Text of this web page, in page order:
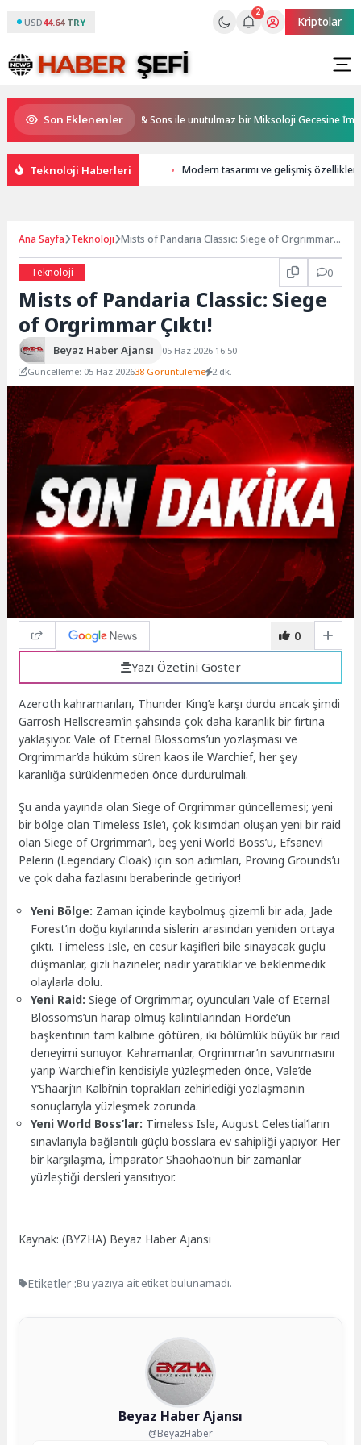
USD44.64 TRY
2
Kriptolar
Son Eklenenler
Ödüllü bar Panda & Sons ile unutulmaz bir Miksoloji Gecesine İmza
Teknoloji Haberleri Modern tasarımı ve gelişmiş
Ana Sayfa Teknoloji Mists of Pandaria Classic: Siege of Orgrimmar
Teknoloji
0
Mists of Pandaria Classic: Siege
of Orgrimmar Çıktı!
Beyaz Haber Ajansı
05 Haz 2026 16:50
Güncelleme: 05 Haz 202638 Görüntüleme 2 dk.
0
Yazı Özetini Göster
Azeroth kahramanları, Thunder King’e karşı durdu ancak şimdi
Garrosh Hellscream’in şahsında çok daha karanlık bir fırtına
yaklaşıyor. Vale of Eternal Blossoms’un yozlaşması ve
Orgrimmar’da hüküm süren kaos ile Warchief, her şey
karanlığa sürüklenmeden önce durdurulmalı.
Şu anda yayında olan Siege of Orgrimmar güncellemesi; yeni
bir bölge olan Timeless Isle’ı, çok kısımdan oluşan yeni bir raid
olan Siege of Orgrimmar’ı, beş yeni World Boss’u, Efsanevi
Pelerin (Legendary Cloak) için son adımları, Proving Grounds’u
ve çok daha fazlasını beraberinde getiriyor!
Yeni Bölge: Zaman içinde kaybolmuş gizemli bir ada, Jade
Forest’ın doğu kıyılarında sislerin arasından yeniden ortaya
çıktı. Timeless Isle, en cesur kaşifleri bile sınayacak güçlü
düşmanlar, gizli hazineler, nadir yaratıklar ve beklenmedik
olaylarla dolu.
Yeni Raid: Siege of Orgrimmar, oyuncuları Vale of Eternal
Blossoms’un harap olmuş kalıntılarından Horde’un
başkentinin tam kalbine götüren, iki bölümlük büyük bir raid
deneyimi sunuyor. Kahramanlar, Orgrimmar’ın savunmasını
yarıp Warchief’in kendisiyle yüzleşmeden önce, Vale’de
Y’Shaarj’ın Kalbi’nin toprakları zehirlediği yozlaşmanın
sonuçlarıyla yüzleşmek zorunda.
Yeni World Boss’lar: Timeless Isle, August Celestial’ların
sınavlarıyla bağlantılı güçlü bosslara ev sahipliği yapıyor. Her
bir karşılaşma, İmparator Shaohao’nun bir zamanlar
yüzleştiği dersleri yansıtıyor.
Kaynak: (BYZHA) Beyaz Haber Ajansı
Etiketler :Bu yazıya ait etiket bulunamadı.
Beyaz Haber Ajansı
@BeyazHaber